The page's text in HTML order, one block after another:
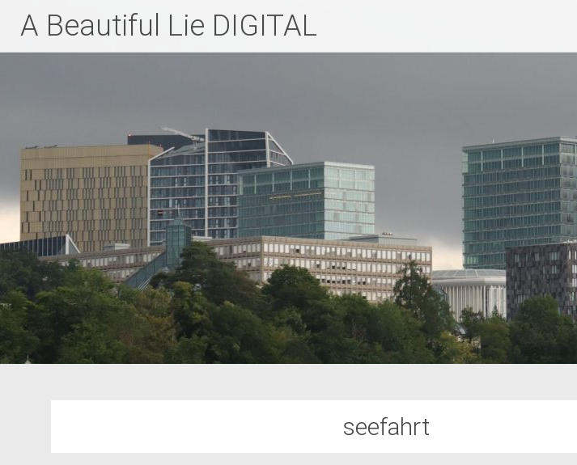
InhaltA Beautiful Lie DIGITAL
seefahrt